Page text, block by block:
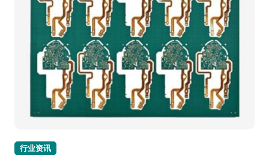
行业资讯